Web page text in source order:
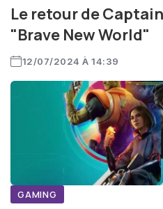
Le retour de
"Brave New World"
12/07/2024 À 14:39
GAMING